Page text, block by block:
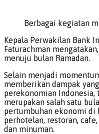
Berbagai kegiatan
Kepala Perwakilan Bank
Faturachman
menuju bulan Ramadan.
Selain menjadi
memberikan dampak
perekonomian Indonesia,
merupakan salah satu
pertumbuhan ekonomi di
perhotelan, restoran,
dan minuman.